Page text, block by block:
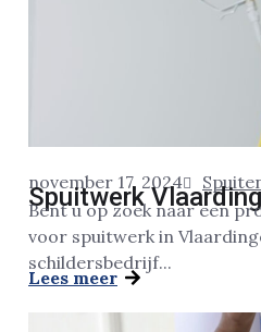
november 17, 2024
Spuitwerk
Bent u op zoek naar een
voor spuitwerk in
schildersbedrijf...
Lees meer